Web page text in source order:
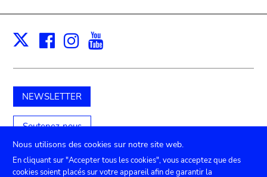
X Facebook
Instagram
NEWSLETTER
Soutenez-nous
Nous utilisons des cookies sur notre site web.
En cliquant sur "Accepter tous les cookies", vous acceptez que des
cookies soient placés sur votre appareil afin de garantir la